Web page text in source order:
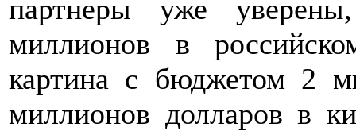
партнеры уже
миллионов в
картина с бюджетом 2
миллионов долларов в